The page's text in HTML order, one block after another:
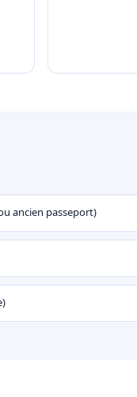
ancien passeport)